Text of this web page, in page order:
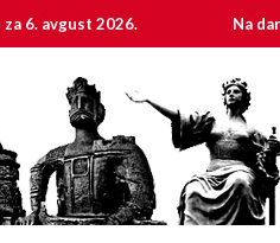
2026. Na današnji